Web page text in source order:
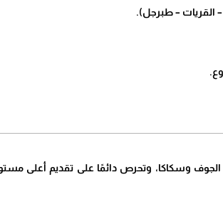
القريات – طبرجل).
وسكاكا، وتحرص دائمًا على تقديم أعلى